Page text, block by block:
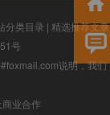
分类目录 | 精选推荐文章
号
说明，我们
业合作